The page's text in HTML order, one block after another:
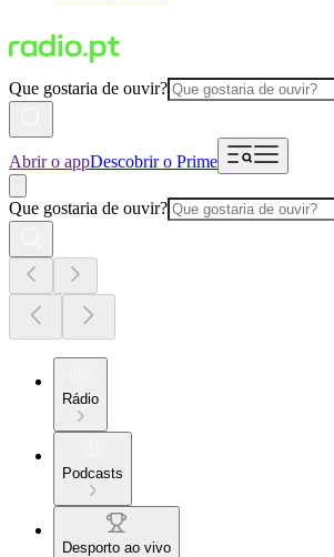
Que gostaria de ouvir?
Abrir o appDescobrir o Prime
Que gostaria de ouvir?
Rádio
Podcasts
Desporto ao vivo